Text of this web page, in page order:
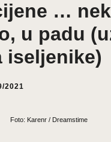
…
u padu
iseljenike)
2021
Foto: Karenr / Dreamstime